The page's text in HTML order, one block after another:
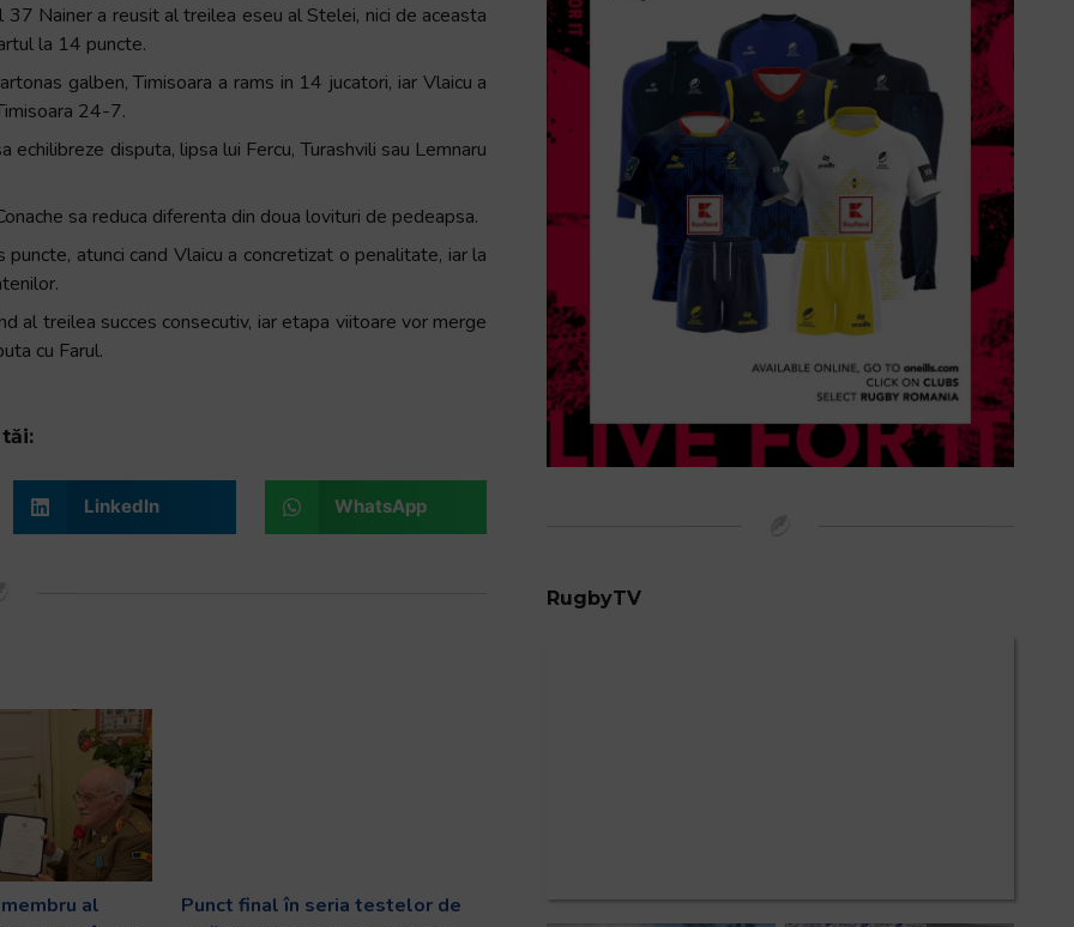
Nainer a reusit al treilea eseu al Stelei, nici de aceasta
la 14 puncte.
galben, Timisoara a rams in 14 jucatori, iar Vlaicu a
24-7.
disputa, lipsa lui Fercu, Turashvili sau Lemnaru
sa reduca diferenta din doua lovituri de pedeapsa.
atunci cand Vlaicu a concretizat o penalitate, iar la
treilea succes consecutiv, iar etapa viitoare vor merge
cu Farul.
LinkedIn WhatsApp
al
Punct final în seria testelor de
RugbyTV